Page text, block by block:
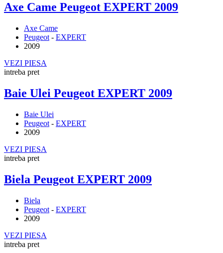
Axe Came Peugeot EXPERT 2009
Axe Came
Peugeot - EXPERT
2009
VEZI PIESA
intreba pret
Baie Ulei Peugeot EXPERT 2009
Baie Ulei
Peugeot - EXPERT
2009
VEZI PIESA
intreba pret
Biela Peugeot EXPERT 2009
Biela
Peugeot - EXPERT
2009
VEZI PIESA
intreba pret